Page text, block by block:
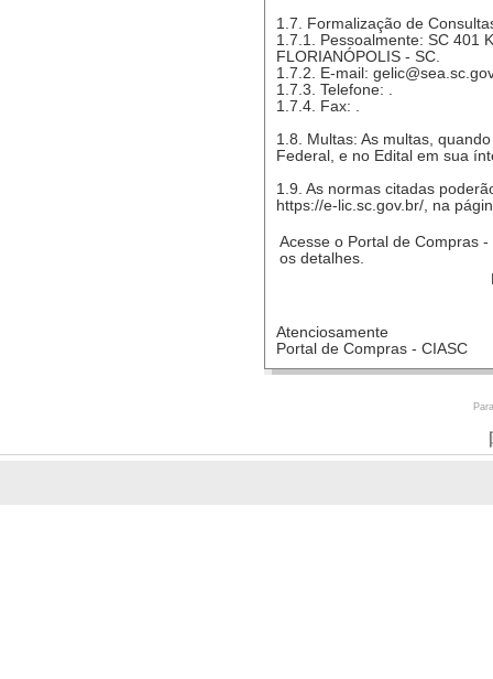
1.7. Formalização de
1.7.1. Pessoalmente: SC 401
FLORIANÓPOLIS - SC.
1.7.2. E-mail:
1.7.3. Telefone: .
1.7.4. Fax: .
1.8. Multas: As multas,
Federal, e no Edital em sua
1.9. As normas citadas
https://e-lic.sc.gov.br/, na
Acesse o Portal de Compras -
os detalhes.
Atenciosamente
Portal de Compras - CIASC